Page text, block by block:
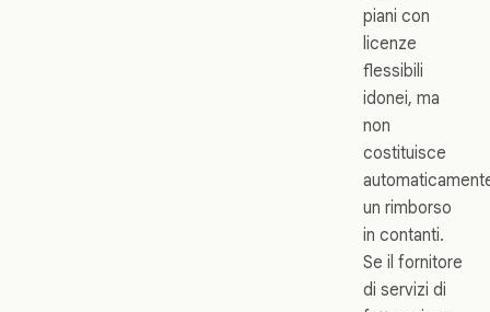
piani con
licenze
flessibili
idonei, ma
non
costituisce
un rimborso
in contanti.
Se il fornitore
di servizi di